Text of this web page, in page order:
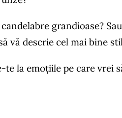
grandioase?
vă descrie cel mai bine
la emoțiile pe care vrei